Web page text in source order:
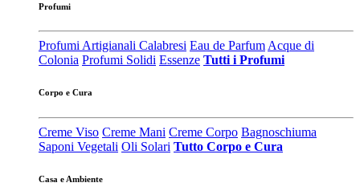
Profumi
Profumi Artigianali Calabresi Eau de ParfumAcque di
Colonia Profumi Solidi Essenze Tutti i Profumi
Corpo e Cura
Creme Viso Creme Mani Creme Corpo Bagnoschiuma
Saponi Vegetali Oli Solari Tutto Corpo e Cura
Casa e Ambiente